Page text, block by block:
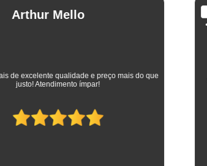
Camisa Social
Camisa Social Masculina
Camisa
Camisa Social Listrada
Camisa Social Listrada Masculina
Ana Eudóxia Cesário de
Camargo
camisas que vestem meus filhos desde a
até os dias atuais em que trabalham como
Parabéns à toda equipe da Camisaria HP!